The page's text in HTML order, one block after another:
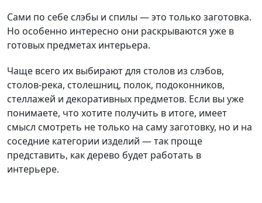
Сами по себе слэбы и спилы — это только заготовка.
Но особенно интересно они раскрываются уже в
готовых предметах интерьера.
Чаще всего их выбирают для столов из слэбов,
столов-река, столешниц, полок, подоконников,
стеллажей и декоративных предметов. Если вы уже
понимаете, что хотите получить в итоге, имеет
смысл смотреть не только на саму заготовку, но и на
соседние категории изделий — так проще
представить, как дерево будет работать в
интерьере.